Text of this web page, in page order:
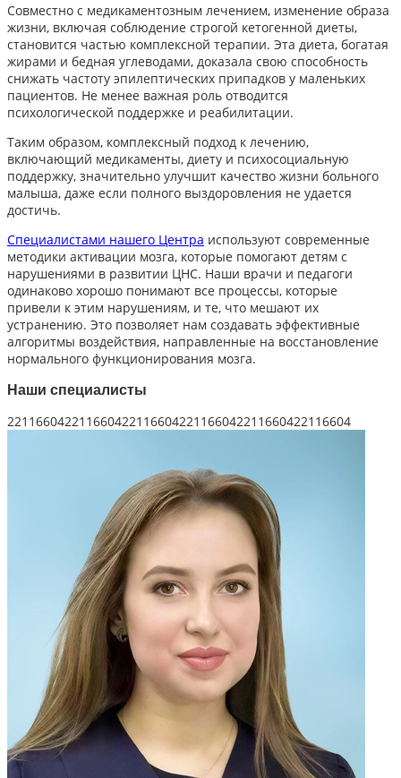
Совместно с медикаментозным лечением, изменение образа
жизни, включая соблюдение строгой кетогенной диеты,
становится частью комплексной терапии. Эта диета, богатая
жирами и бедная углеводами, доказала свою способность
снижать частоту эпилептических припадков у маленьких
пациентов. Не менее важная роль отводится
психологической поддержке и реабилитации.
Таким образом, комплексный подход к лечению,
включающий медикаменты, диету и психосоциальную
поддержку, значительно улучшит качество жизни больного
малыша, даже если полного выздоровления не удается
достичь.
Специалистами нашего Центра используют современные
методики активации мозга, которые помогают детям с
нарушениями в развитии ЦНС. Наши врачи и педагоги
одинаково хорошо понимают все процессы, которые
привели к этим нарушениям, и те, что мешают их
устранению. Это позволяет нам создавать эффективные
алгоритмы воздействия, направленные на восстановление
нормального функционирования мозга.
Наши специалисты
221166042211660422116604221166042211660422116604